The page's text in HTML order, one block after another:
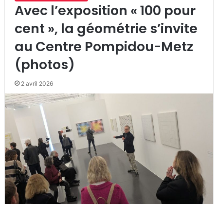
Avec l’exposition « 100 pour
cent », la géométrie s’invite
au Centre Pompidou-Metz
(photos)
2 avril 2026